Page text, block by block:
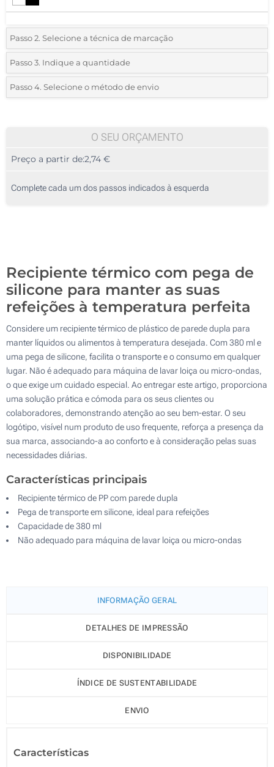
Passo 2. Selecione a técnica de marcação
*Selecione o tipo de marcação e as cores do logotipo:
1 Cor (Na tampa)
Passo 3. Indique a quantidade
*Quantidade mínima:10
20
50
Passo 4. Selecione o método de envio
O SEU ORÇAMENTO
Preço a partir de:2,74 €
Complete cada um dos passos indicados à esquerda
Recipiente térmico com pega de
silicone para manter as suas
refeições à temperatura perfeita
Considere um recipiente térmico de plástico de parede dupla para
manter líquidos ou alimentos à temperatura desejada. Com 380 ml e
uma pega de silicone, facilita o transporte e o consumo em qualquer
lugar. Não é adequado para máquina de lavar loiça ou micro-ondas,
o que exige um cuidado especial. Ao entregar este artigo, proporciona
uma solução prática e cómoda para os seus clientes ou
colaboradores, demonstrando atenção ao seu bem-estar. O seu
logótipo, visível num produto de uso frequente, reforça a presença da
sua marca, associando-a ao conforto e à consideração pelas suas
necessidades diárias.
Características principais
Recipiente térmico de PP com parede dupla
Pega de transporte em silicone, ideal para refeições
Capacidade de 380 ml
Não adequado para máquina de lavar loiça ou micro-ondas
INFORMAÇÃO GERAL
DETALHES DE IMPRESSÃO
DISPONIBILIDADE
ÍNDICE DE SUSTENTABILIDADE
ENVIO
Características